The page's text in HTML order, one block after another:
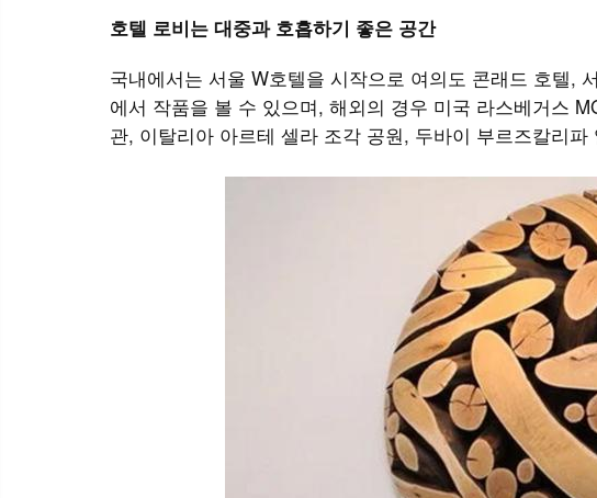
호텔 로비는 대중과 호흡하기 좋은 공간
국내에서는 서울 W호텔을 시작으로 여의도 콘래드 호텔,
에서 작품을 볼 수 있으며, 해외의 경우 미국 라스베거스
관, 이탈리아 아르테 셀라 조각 공원, 두바이 부르즈칼리